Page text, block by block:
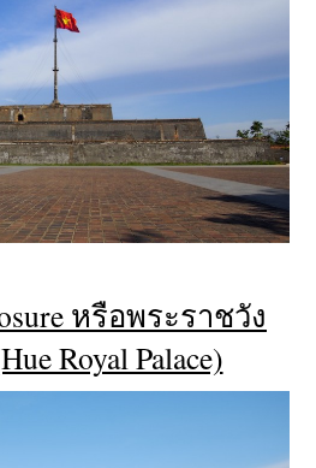
หรือพระราชวัง
Royal Palace)